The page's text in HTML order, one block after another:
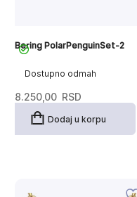
Dostupno odmah
Bering PolarPenguinSet-2
8.250,00 RSD
Dodaj u korpu